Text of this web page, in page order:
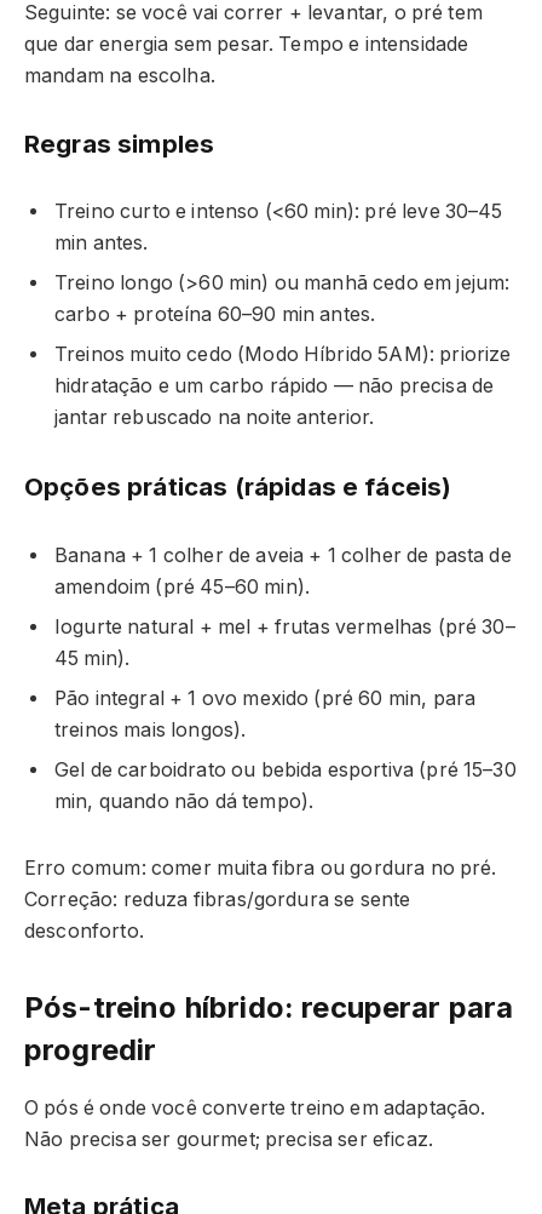
Seguinte: se você vai correr + levantar, o pré tem
que dar energia sem pesar. Tempo e intensidade
mandam na escolha.
Regras simples
Treino curto e intenso (<60 min): pré leve 30–45
min antes.
Treino longo (>60 min) ou manhã cedo em jejum:
carbo + proteína 60–90 min antes.
Treinos muito cedo (Modo Híbrido 5AM): priorize
hidratação e um carbo rápido — não precisa de
jantar rebuscado na noite anterior.
Opções práticas (rápidas e fáceis)
Banana + 1 colher de aveia + 1 colher de pasta de
amendoim (pré 45–60 min).
Iogurte natural + mel + frutas vermelhas (pré 30–
45 min).
Pão integral + 1 ovo mexido (pré 60 min, para
treinos mais longos).
Gel de carboidrato ou bebida esportiva (pré 15–30
min, quando não dá tempo).
Erro comum: comer muita fibra ou gordura no pré.
Correção: reduza fibras/gordura se sente
desconforto.
Pós-treino híbrido: recuperar para
progredir
O pós é onde você converte treino em adaptação.
Não precisa ser gourmet; precisa ser eficaz.
Meta prática